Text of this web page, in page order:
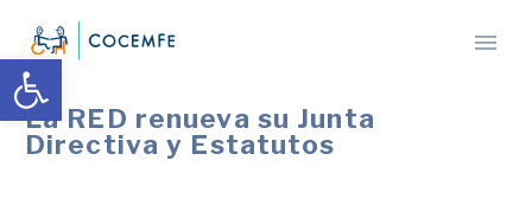
Abrir barra de herramientas
La RED renueva su Junta
Directiva y Estatutos